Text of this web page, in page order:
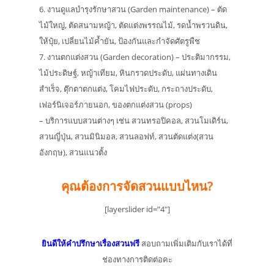
6. งานดูแลบำรุงรักษาสวน (Garden maintenance) – ตัด
ไม้ใหญ่, ตัดสนามหญ้า, ตัดแต่งพรรณไม้, รดน้ำพรวนดิน,
ให้ปุ๋ย, เปลี่ยนไม้ค้ำยัน, ป้องกันและกำจัดศัตรูพืช
7. งานตกแต่งสวน (Garden decoration) – ประติมากรรม,
ไม้ประดิษฐ์, หญ้าเทียม, หินกรวดประดับ, แผ่นทางเดิน
สำเร็จ, ตุ๊กตาตกแต่ง, โคมไฟประดับ, กระถางประดับ,
เฟอร์นิเจอร์ภายนอก, ของตกแต่งสวน (props)
– บริการแบบสวนต่างๆ เช่น สวนทรอปิคอล, สวนโมเดิร์น,
สวนญี่ปุ่น, สวนมินิมอล, สวนลอฟท์, สวนตัดแต่ง(สวน
อังกฤษ), สวนแนวตั้ง
คุณต้องการจัดสวนแบบไหน?
[layerslider id=”4″]
ยินดีให้คำปรึกษาเรื่องสวนฟรี สอบถามเพิ่มเติมกับเราได้ที่
ช่องทางการติดต่อคะ